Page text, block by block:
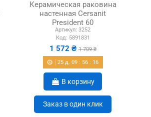
Керамическая раковина
настенная Cersanit
President 60
Артикул: 3252
Код: 5891831
1 572 ₴ 1 709 ₴
25 д. 09 : 56 : 15
В корзину
Заказ в один клик